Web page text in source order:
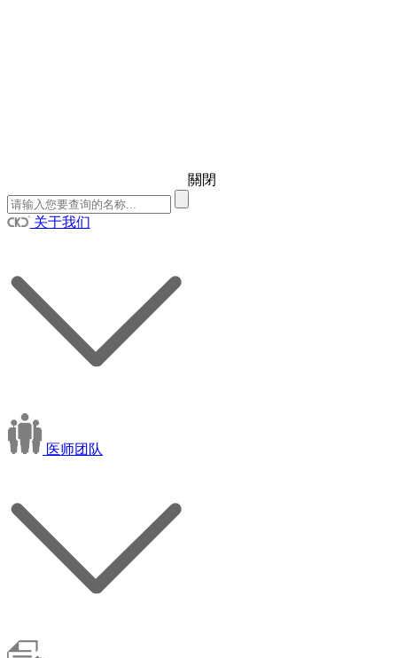
關閉
关于我们
医师团队